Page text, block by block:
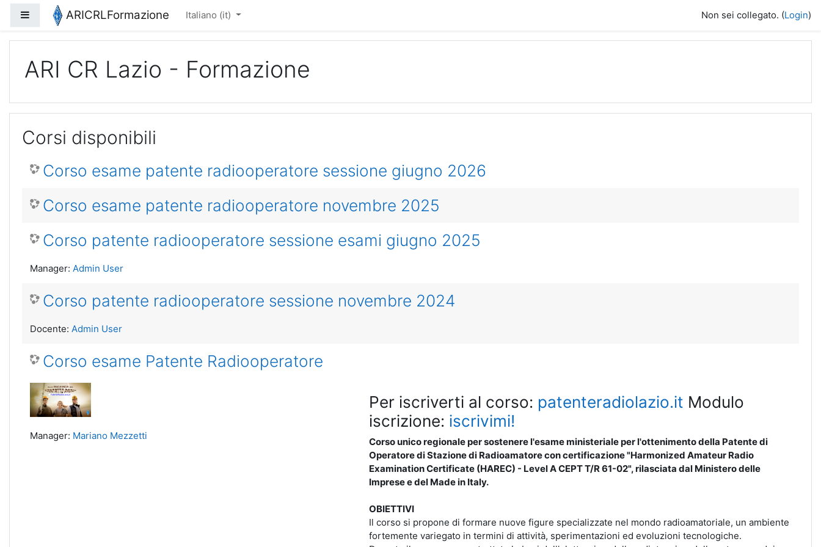
Vai al contenuto principale
Pannello laterale
ARICRLFormazione Italiano ‎(it)‎ Non sei collegato. (Login)
ARI CR Lazio - Formazione
Corsi disponibili
Corso esame patente radiooperatore sessione giugno 2026
Corso esame patente radiooperatore novembre 2025
Corso patente radiooperatore sessione esami giugno 2025
Manager: Admin User
Corso patente radiooperatore sessione novembre 2024
Docente: Admin User
Corso esame Patente Radiooperatore
Per iscriverti al corso: patenteradiolazio.it Modulo
iscrizione: iscrivimi!
Corso unico regionale per sostenere l'esame ministeriale per l'ottenimento della Patente di
Operatore di Stazione di Radioamatore con certificazione "Harmonized Amateur Radio
Examination Certificate (HAREC) - Level A CEPT T/R 61-02", rilasciata dal Ministero delle
Imprese e del Made in Italy.
OBIETTIVI
Il corso si propone di formare nuove figure specializzate nel mondo radioamatoriale, un ambiente
fortemente variegato in termini di attività, sperimentazioni ed evoluzioni tecnologiche.
Manager: Mariano Mezzetti